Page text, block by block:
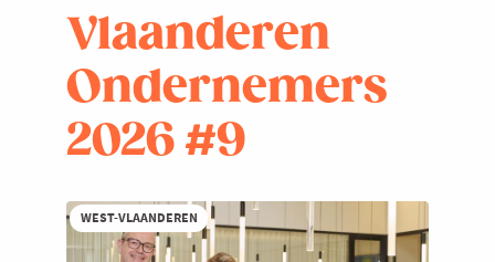
Vlaanderen
Ondernemers
2026 #9
WEST-VLAANDEREN